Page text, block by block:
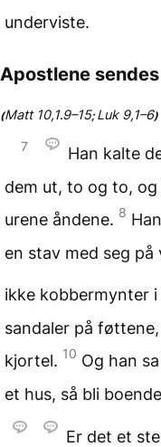
underviste.
Apostlene
(Matt 10,1.9–15;Luk 9,1–6)
7
Han kalte
dem ut, to og to,
urene åndene. 8
en stav med seg på
ikke kobbermynter
sandaler på
kjortel. 10 Og han
et hus, så bli
Er det et